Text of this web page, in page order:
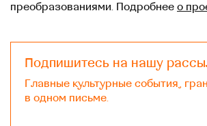
преобразованиями. Подробнее о
Подпишитесь на нашу
Главные культурные события,
в одном письме.